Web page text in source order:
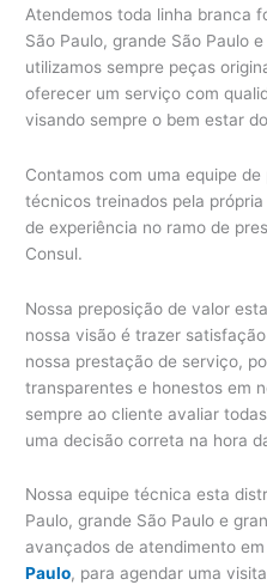
Atendemos toda linha branca
São Paulo, grande São Paulo
utilizamos sempre peças
oferecer um serviço com
visando sempre o bem estar
Contamos com uma equipe
técnicos treinados pela
de experiência no ramo de
Consul.
Nossa preposição de valor
nossa visão é trazer
nossa prestação de serviço,
transparentes e honestos em
sempre ao cliente avaliar
uma decisão correta na hora
Nossa equipe técnica esta
Paulo, grande São Paulo e
avançados de atendimento em
Paulo, para agendar uma